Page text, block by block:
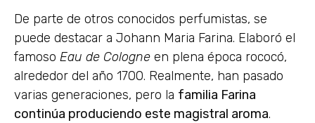
De parte de otros conocidos perfumistas, se
puede destacar a Johann Maria Farina. Elaboró el
famoso Eau de Cologne en plena época rococó,
alrededor del año 1700. Realmente, han pasado
varias generaciones, pero la familia Farina
continúa produciendo este magistral aroma.